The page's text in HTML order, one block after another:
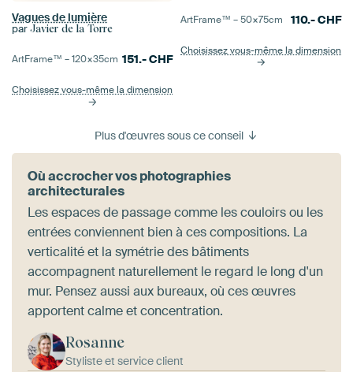
Vagues de lumière
par Javier de la Torre
ArtFrame™ –120×35cm 151.-CHF
Choisissez vous-même la dimension
ArtFrame™ –50×75cm 110.-CHF
Choisissez vous-même la dimension
Plus d'œuvres sous ce conseil
Où accrocher vos photographies
architecturales
Les espaces de passage comme les couloirs ou les
entrées conviennent bien à ces compositions. La
verticalité et la symétrie des bâtiments
accompagnent naturellement le regard le long d'un
mur. Pensez aussi aux bureaux, où ces œuvres
apportent calme et concentration.
Rosanne
Styliste et service client